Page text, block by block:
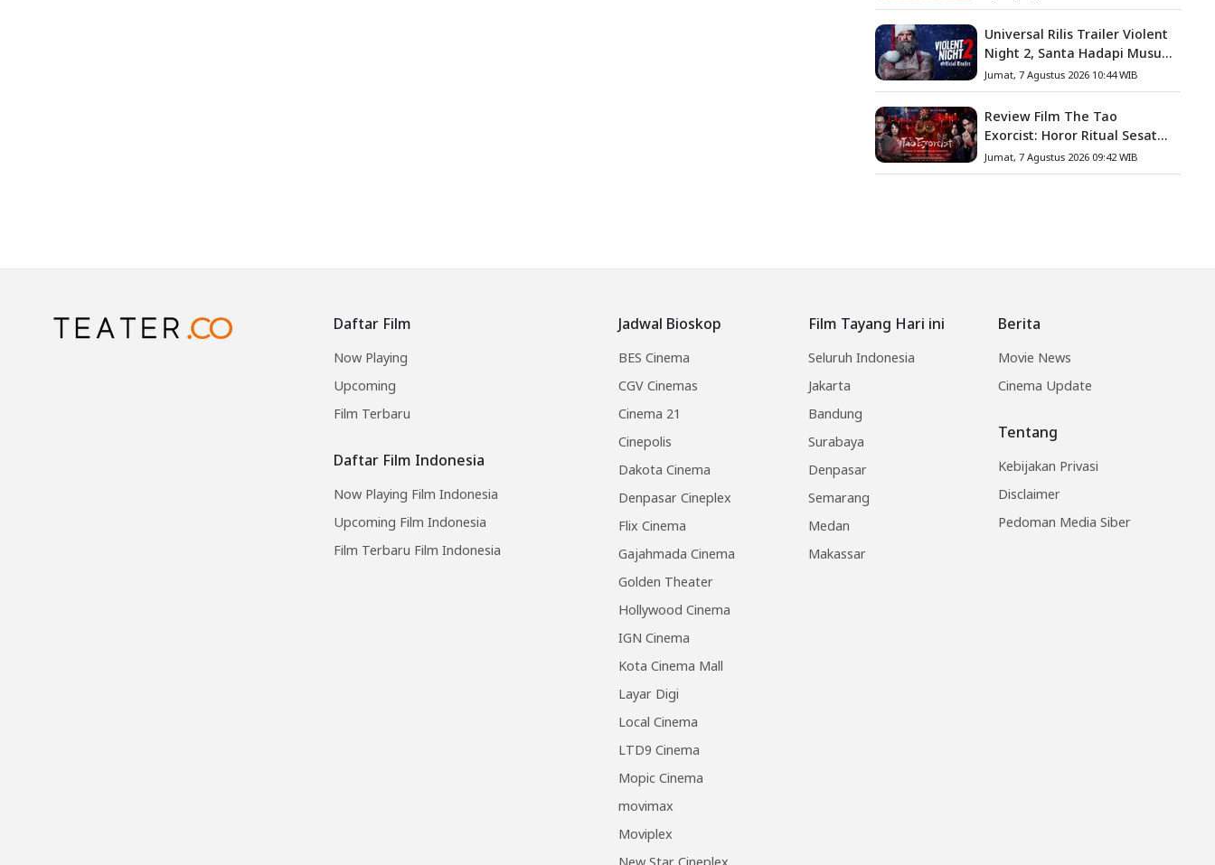
Universal Rilis Trailer Violent
Night 2, Santa Hadapi Musuh
Baru
Jumat, 7 Agustus 2026 10:44 WIB
Review Film The Tao
Exorcist: Horor Ritual Sesat
Taiwan yang Penuh Misteri
dan Teror Psikologis
Jumat, 7 Agustus 2026 09:42 WIB
Daftar Film
Now Playing
Upcoming
Film Terbaru
Daftar Film Indonesia
Now Playing Film Indonesia
Upcoming Film Indonesia
Film Terbaru Film Indonesia
Jadwal Bioskop
BES Cinema
CGV Cinemas
Cinema 21
Cinepolis
Dakota Cinema
Denpasar Cineplex
Flix Cinema
Gajahmada Cinema
Golden Theater
Hollywood Cinema
IGN Cinema
Kota Cinema Mall
Layar Digi
Local Cinema
LTD9 Cinema
Mopic Cinema
movimax
Moviplex
New Star Cineplex
Film Tayang Hari ini
Seluruh Indonesia
Jakarta
Bandung
Surabaya
Denpasar
Semarang
Medan
Makassar
Berita
Movie News
Cinema Update
Tentang
Kebijakan Privasi
Disclaimer
Pedoman Media Siber